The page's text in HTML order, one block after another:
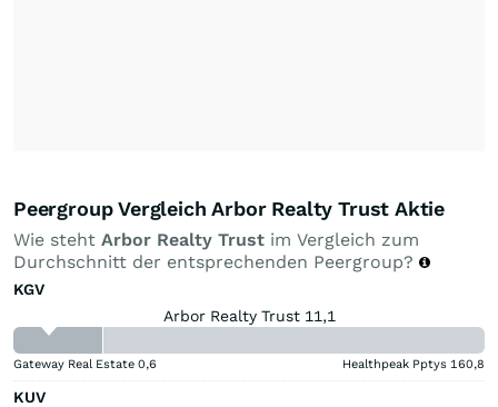
Peergroup Vergleich Arbor Realty Trust Aktie
Wie steht Arbor Realty Trust im Vergleich zum
Durchschnitt der entsprechenden Peergroup?
KGV
Arbor Realty Trust 11,1
Gateway Real Estate 0,6 Healthpeak Pptys 160,8
KUV